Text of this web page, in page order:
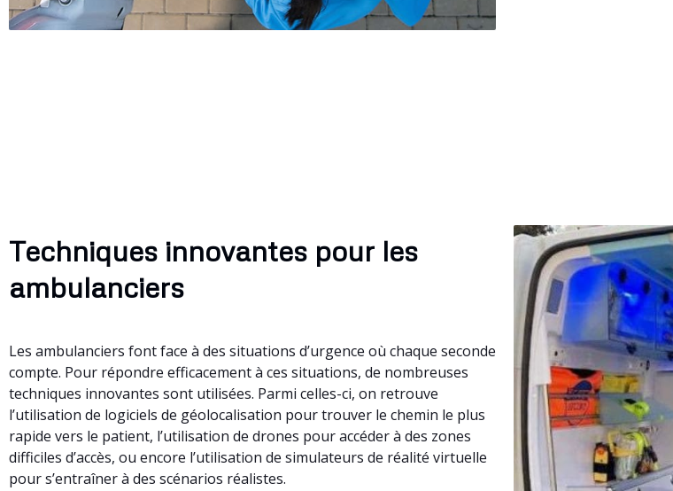
Techniques innovantes pour les
ambulanciers
Les ambulanciers font face à des situations d’urgence où chaque seconde
compte. Pour répondre efficacement à ces situations, de nombreuses
techniques innovantes sont utilisées. Parmi celles-ci, on retrouve
l’utilisation de logiciels de géolocalisation pour trouver le chemin le plus
rapide vers le patient, l’utilisation de drones pour accéder à des zones
difficiles d’accès, ou encore l’utilisation de simulateurs de réalité virtuelle
pour s’entraîner à des scénarios réalistes.